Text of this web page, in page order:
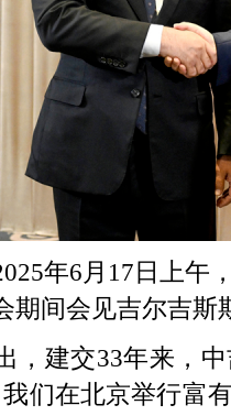
年6月17日上午
期间会见吉尔吉斯
，建交33年来，
们在北京举行富